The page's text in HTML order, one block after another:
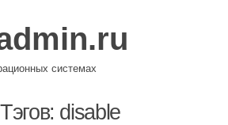
системах
disable